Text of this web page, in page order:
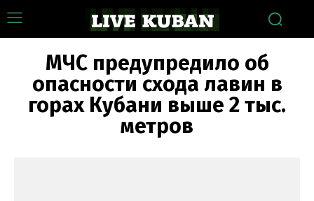
МЧС предупредило об
опасности схода лавин в
горах Кубани выше 2 тыс.
метров